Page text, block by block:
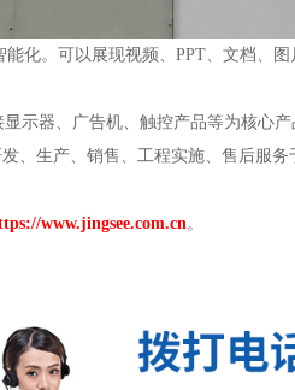
化。可以展现视频、PPT、文档、
示器、广告机、触控产品等为核心
、生产、销售、工程实施、售后服
www.jingsee.com.cn。